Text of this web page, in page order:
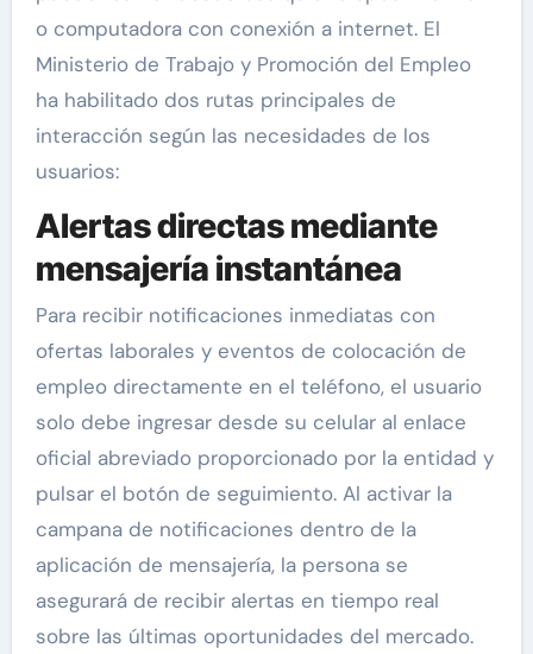
o computadora con conexión a internet. El
Ministerio de Trabajo y Promoción del Empleo
ha habilitado dos rutas principales de
interacción según las necesidades de los
usuarios:
Alertas directas mediante
mensajería instantánea
Para recibir notificaciones inmediatas con
ofertas laborales y eventos de colocación de
empleo directamente en el teléfono, el usuario
solo debe ingresar desde su celular al enlace
oficial abreviado proporcionado por la entidad y
pulsar el botón de seguimiento. Al activar la
campana de notificaciones dentro de la
aplicación de mensajería, la persona se
asegurará de recibir alertas en tiempo real
sobre las últimas oportunidades del mercado.